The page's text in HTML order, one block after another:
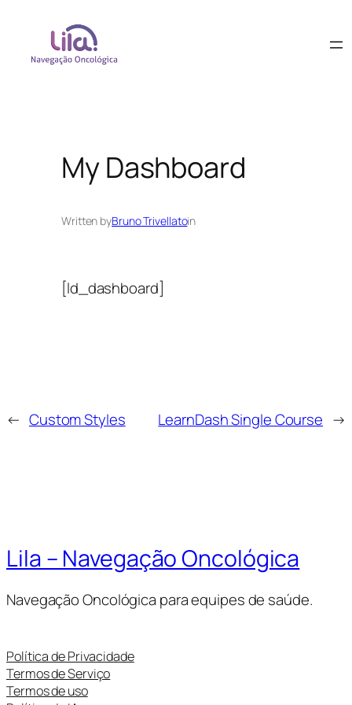
My Dashboard
Written byBruno Trivellatoin
[ld_dashboard]
← Custom Styles LearnDash Single Course →
Lila – Navegação Oncológica
Navegação Oncológica para equipes de saúde.
Política de Privacidade
Termos de Serviço
Termos de uso